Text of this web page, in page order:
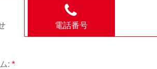
電話番号
: *